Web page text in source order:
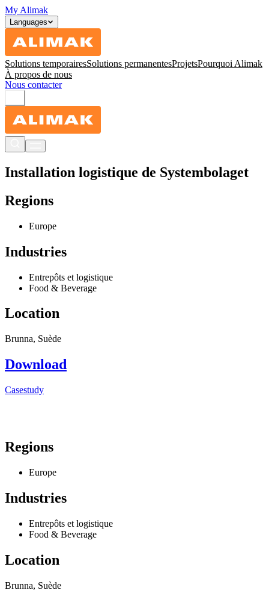
My Alimak
Languages
Solutions temporairesSolutions permanentesProjetsPourquoi Alimak
À propos de nous
Nous contacter
Installation logistique de Systembolaget
Regions
Europe
Industries
Entrepôts et logistique
Food & Beverage
Location
Brunna, Suède
Download
Casestudy
Regions
Europe
Industries
Entrepôts et logistique
Food & Beverage
Location
Brunna, Suède